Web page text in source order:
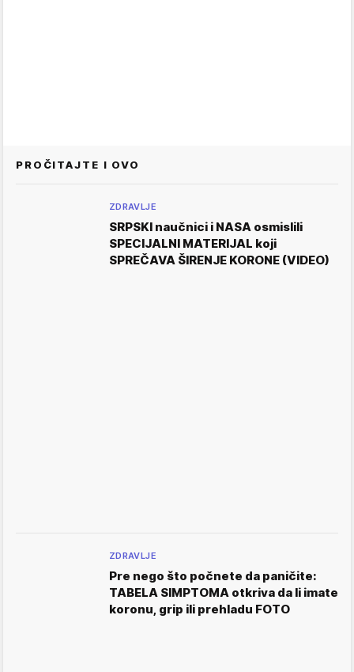
PROČITAJTE I OVO
ZDRAVLJE
SRPSKI naučnici i NASA osmislili
SPECIJALNI MATERIJAL koji
SPREČAVA ŠIRENJE KORONE (VIDEO)
ZDRAVLJE
Pre nego što počnete da paničite:
TABELA SIMPTOMA otkriva da li imate
koronu, grip ili prehladu FOTO